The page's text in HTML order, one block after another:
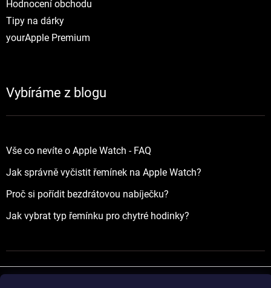
Hodnocení obchodu
Tipy na dárky
yourApple Premium
Vybíráme z blogu
Vše co nevíte o Apple Watch - FAQ
Jak správně vyčistit řemínek na Apple Watch?
Proč si pořídit bezdrátovou nabíječku?
Jak vybrat typ řemínku pro chytré hodinky?